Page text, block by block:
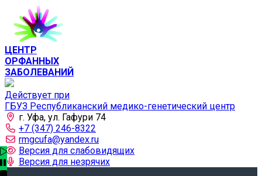
ЦЕНТР
ОРФАННЫХ
ЗАБОЛЕВАНИЙ
Действует при
ГБУЗ Республиканский медико-генетический центр
г. Уфа, ул. Гафури 74
+7 (347) 246-8322
rmgcufa@yandex.ru
Версия для слабовидящих
Версия для незрячих